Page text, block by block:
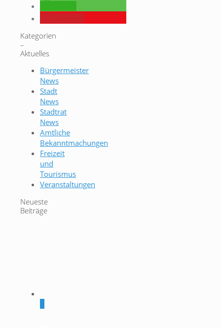
Kategorien
–
Aktuelles
Bürgermeister
News
Stadt
News
Stadtrat
News
Amtliche
Bekanntmachungen
Freizeit
und
Tourismus
Veranstaltungen
Neueste
Beiträge